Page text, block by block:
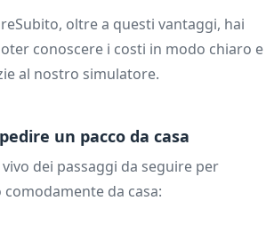
oltre a questi vantaggi, hai
conoscere i costi in modo chiaro e
al nostro simulatore.
un pacco da casa
dei passaggi da seguire per
da casa: